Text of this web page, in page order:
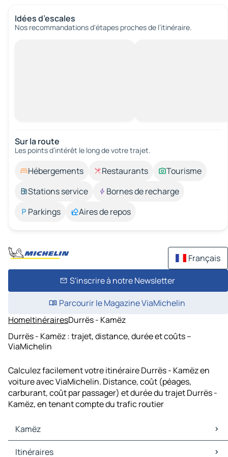
Idées d’escales
Nos recommandations d'étapes proches de l’itinéraire.
Sur la route
Les points d’intérêt le long de votre trajet.
Hébergements Restaurants
Tourisme
Stations service
Bornes de recharge
Parkings
Aires de repos
Français
S'inscrire à notre Newsletter
Parcourir le Magazine ViaMichelin
HomeItinérairesDurrës - Kamëz
Durrës - Kamëz : trajet, distance, durée et coûts –
ViaMichelin
Calculez facilement votre itinéraire Durrës - Kamëz en
voiture avec ViaMichelin. Distance, coût (péages,
carburant, coût par passager) et durée du trajet Durrës -
Kamëz, en tenant compte du trafic routier
Kamëz
Kamëz Cartes et plans
Itinéraires